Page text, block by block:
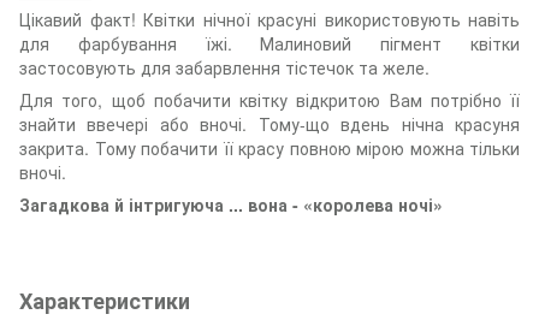
Цікавий факт! Квітки нічної красуні використовують навіть
для фарбування їжі. Малиновий пігмент квітки
застосовують для забарвлення тістечок та желе.
Для того, щоб побачити квітку відкритою Вам потрібно її
знайти ввечері або вночі. Тому-що вдень нічна красуня
закрита. Тому побачити її красу повною мірою можна тільки
вночі.
Загадкова й інтригуюча ... вона - «королева ночі»
Характеристики